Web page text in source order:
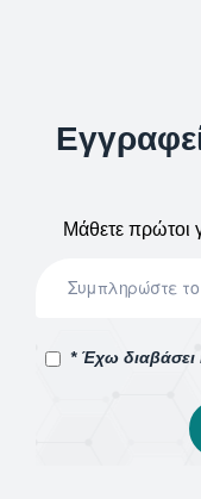
Μάθετε πρώτοι
* Έχω διαβάσει